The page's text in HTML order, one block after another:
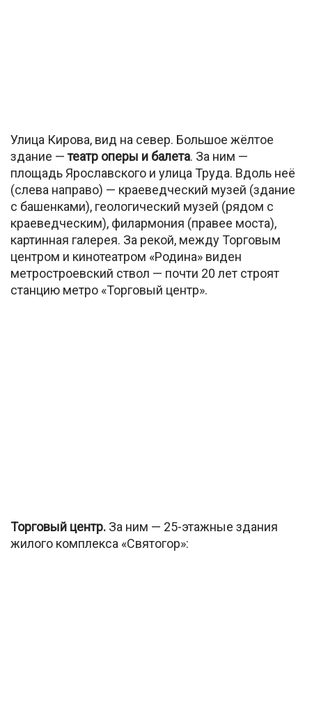
Улица Кирова, вид на север. Большое жёлтое
здание —театр оперы и балета. За ним —
площадь Ярославского и улица Труда. Вдоль неё
(слева направо) — краеведческий музей (здание
с башенками), геологический музей (рядом с
краеведческим), филармония (правее моста),
картинная галерея. За рекой, между Торговым
центром и кинотеатром «Родина» виден
метростроевский ствол — почти 20 лет строят
станцию метро «Торговый центр».
Торговый центр. За ним — 25-этажные здания
жилого комплекса «Святогор»: